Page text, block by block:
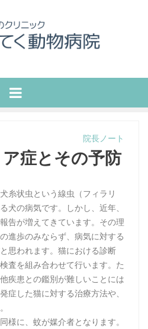
院長ノート
症とその予防
糸状虫という線虫（フィラリ
犬の病気です。しかし、近年、
告が増えてきています。その理
進歩のみならず、病気に対する
思われます。猫における診断
査を組み合わせて行います。た
疾患との鑑別が難しいことには
症した猫に対する治療方法や、
様に、蚊が媒介者となります。